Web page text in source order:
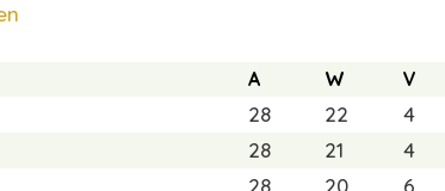
A W V
28 22 4
28 21 4